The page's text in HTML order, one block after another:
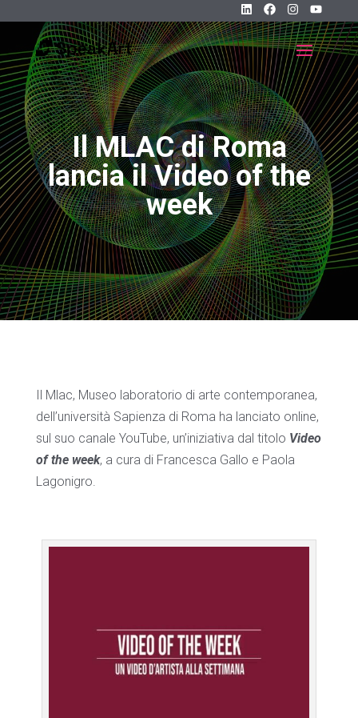
Il MLAC di Roma
lancia il Video of the
week
Il Mlac, Museo laboratorio di arte contemporanea,
dell’università Sapienza di Roma ha lanciato online,
sul suo canale YouTube, un’iniziativa dal titolo Video
of the week, a cura di Francesca Gallo e Paola
Lagonigro.